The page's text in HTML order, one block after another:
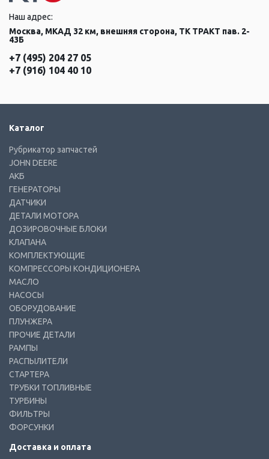
Наш адрес:
Москва, МКАД 32 км, внешняя сторона, ТК ТРАКТ пав. 2-
43Б
+7 (495) 204 27 05
+7 (916) 104 40 10
Каталог
Рубрикатор запчастей
JOHN DEERE
АКБ
ГЕНЕРАТОРЫ
ДАТЧИКИ
ДЕТАЛИ МОТОРА
ДОЗИРОВОЧНЫЕ БЛОКИ
КЛАПАНА
КОМПЛЕКТУЮЩИЕ
КОМПРЕССОРЫ КОНДИЦИОНЕРА
МАСЛО
НАСОСЫ
ОБОРУДОВАНИЕ
ПЛУНЖЕРА
ПРОЧИЕ ДЕТАЛИ
РАМПЫ
РАСПЫЛИТЕЛИ
СТАРТЕРА
ТРУБКИ ТОПЛИВНЫЕ
ТУРБИНЫ
ФИЛЬТРЫ
ФОРСУНКИ
Доставка и оплата